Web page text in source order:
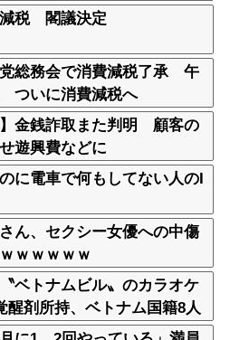
される
減税 閣議決定
党総務会で消費減税了承 午
ついに消費減税へ
】金銭詐取また判明 顧客の
遊興費などに
に電車で何もしてない人のI
ん、セクシー女優への中傷
ｗｗｗｗｗ
ベトナムビル〟のカラオケ
醒剤所持、ベトナム国籍8人